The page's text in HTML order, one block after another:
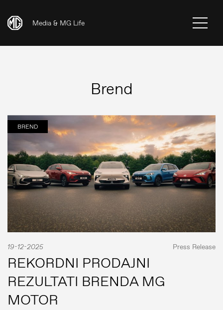
Media & MG Life
Brend
BREND
19-12-2025 Press Release
REKORDNI PRODAJNI
REZULTATI BRENDA MG
MOTOR